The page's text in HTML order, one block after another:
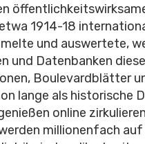
1914-18
und auswertete,
und Datenbanken
Boulevardblätter
lange als historische
online
millionenfach